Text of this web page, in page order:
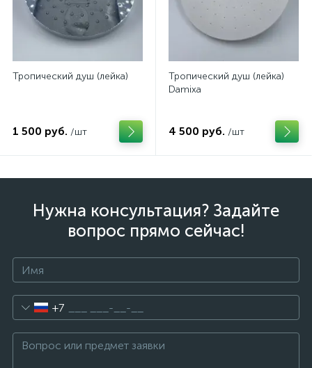
Тропический душ (лейка)
1 500 руб. /шт
Тропический душ (лейка)
Damixa
4 500 руб. /шт
Нужна консультация? Задайте
вопрос прямо сейчас!
+7